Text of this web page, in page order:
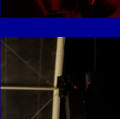
galerij
afbeelding